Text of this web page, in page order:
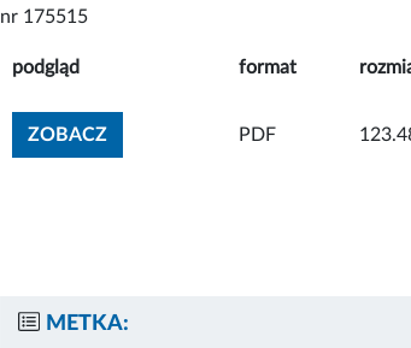
nr 175515
podgląd format
ZOBACZZOBACZ ZAŁĄCZNIK
PDF
METKA: